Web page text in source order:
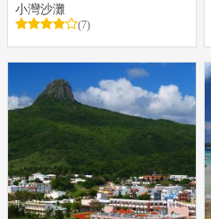
小灣沙灘
(7)